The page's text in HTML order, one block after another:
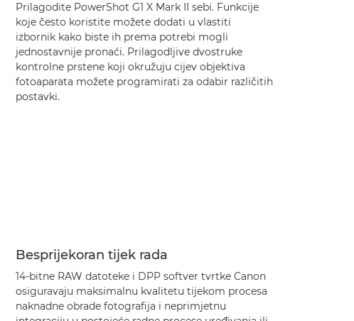
Prilagodite PowerShot G1 X Mark II sebi. Funkcije
koje često koristite možete dodati u vlastiti
izbornik kako biste ih prema potrebi mogli
jednostavnije pronaći. Prilagodljive dvostruke
kontrolne prstene koji okružuju cijev objektiva
fotoaparata možete programirati za odabir različitih
postavki.
Besprijekoran tijek rada
14-bitne RAW datoteke i DPP softver tvrtke Canon
osiguravaju maksimalnu kvalitetu tijekom procesa
naknadne obrade fotografija i neprimjetnu